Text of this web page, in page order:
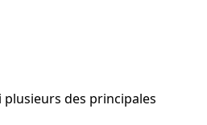
des principales